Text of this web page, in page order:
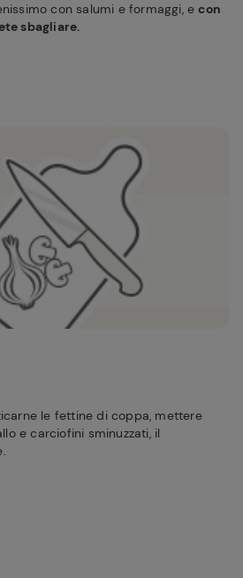
con salumi e formaggi, econ
sbagliare.
le fettine di coppa, mettere
e carciofini sminuzzati, il